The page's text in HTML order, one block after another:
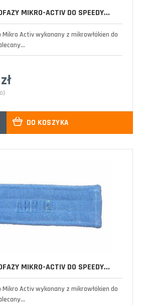
MIKRO-ACTIV DO SPEEDY...
Mikro Activ wykonany z mikrowłókien do
DO KOSZYKA
MIKRO-ACTIV DO SPEEDY...
Mikro Activ wykonany z mikrowłókien do